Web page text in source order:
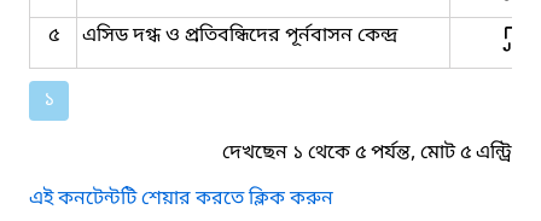
৫
এসিড দগ্ধ ও প্রতিবন্ধিদের পূর্নবাসন কেন্দ্র
১
দেখছেন ১ থেকে ৫ পর্যন্ত, মোট ৫ এন্ট্রি
এই কনটেন্টটি শেয়ার করতে ক্লিক করুন